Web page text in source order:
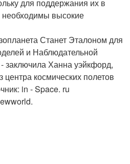
для поддержания их в
необходимы высокие
Станет Эталоном для
и Наблюдательной
Ханна уэйкфорд,
космических полетов
in - Space. ru